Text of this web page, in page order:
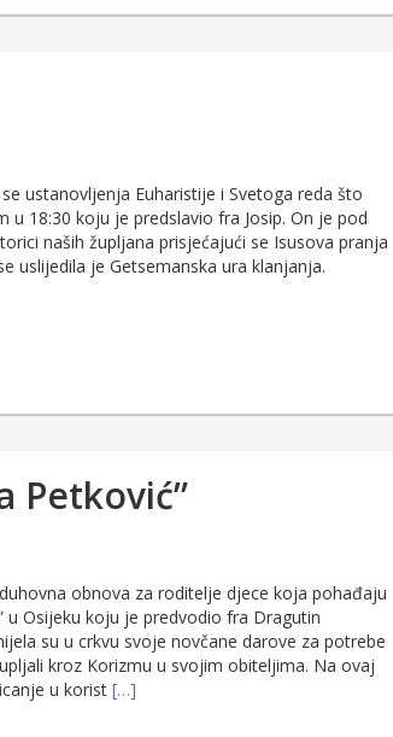
ustanovljenja Euharistije i Svetoga reda što
u 18:30 koju je predslavio fra Josip. On je pod
naših župljana prisjećajući se Isusova pranja
uslijedila je Getsemanska ura klanjanja.
Petković”
obnova za roditelje djece koja pohađaju
u Osijeku koju je predvodio fra Dragutin
su u crkvu svoje novčane darove za potrebe
kroz Korizmu u svojim obiteljima. Na ovaj
u korist […]